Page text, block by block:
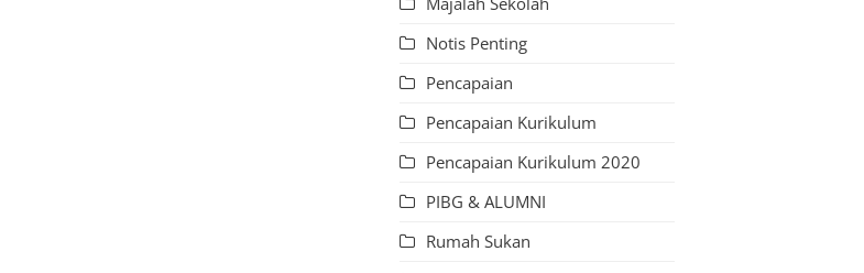
Notis Penting
Pencapaian
Pencapaian Kurikulum
Pencapaian Kurikulum 2020
PIBG & ALUMNI
Rumah Sukan